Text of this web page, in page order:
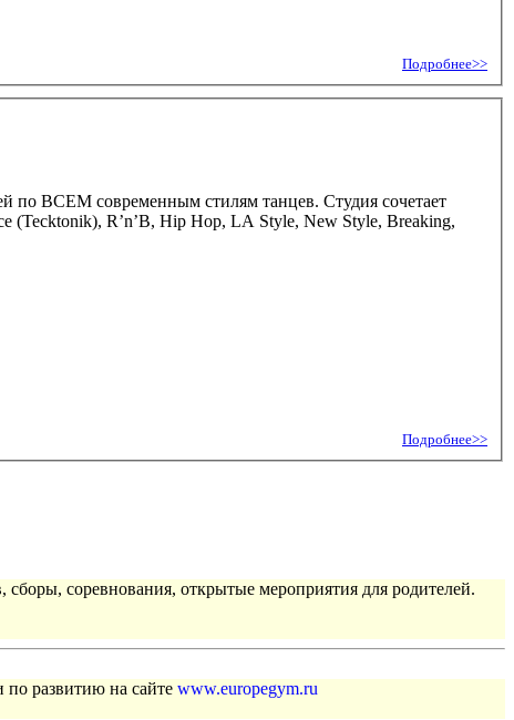
Подробнее>>
по ВСЕМ современным стилям танцев. Студия сочетает
(Tecktonik), R’n’B, Hip Hop, LA Style, New Style, Breaking,
Подробнее>>
соревнования, открытые мероприятия для родителей.
по развитию на сайте www.europegym.ru